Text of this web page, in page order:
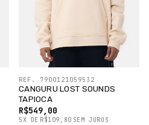
CANGURU LOST SOUNDS
TAPIOCA
R$549,00
5X DE R$109,80 SEM JUROS
REF. 7900121059532